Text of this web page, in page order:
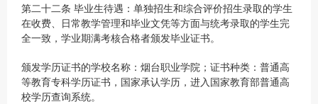
第二十二条 毕业生待遇：单独招生和综合评价招生录取的学生
在收费、日常教学管理和毕业文凭等方面与统考录取的学生完
全一致，学业期满考核合格者颁发毕业证书。
颁发学历证书的学校名称：烟台职业学院；证书种类：普通高
等教育专科学历证书，国家承认学历，进入国家教育部普通高
校学历查询系统。